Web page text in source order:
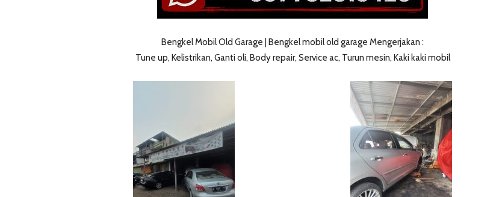
Bengkel Mobil Old Garage | Bengkel mobil old garage Mengerjakan :
Tune up, Kelistrikan, Ganti oli, Body repair, Service ac, Turun mesin, Kaki kaki mobil